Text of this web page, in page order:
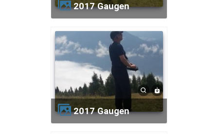
2017 Gaugen
2017 Gaugen